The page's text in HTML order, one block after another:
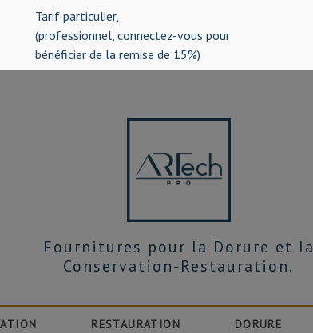
Tarif particulier,
(professionnel, connectez-vous pour
bénéficier de la remise de 15%)
Fournitures pour la Dorure et la
Conservation-Restauration.
RESTAURATION DORURE